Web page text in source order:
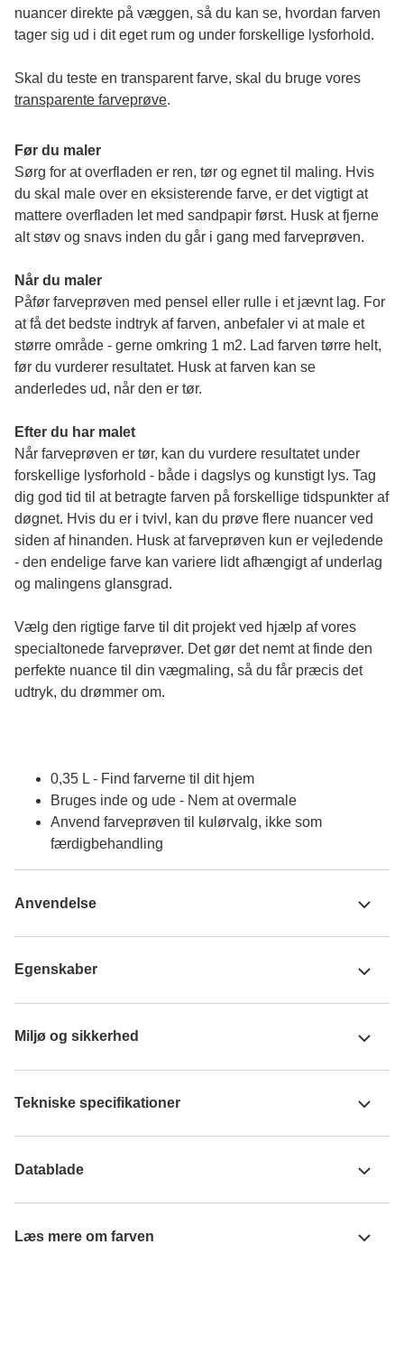
nuancer direkte på væggen, så du kan se, hvordan farven
tager sig ud i dit eget rum og under forskellige lysforhold.
transparente farveprøve.
Før du maler
Sørg for at overfladen er ren, tør og egnet til maling. Hvis
du skal male over en eksisterende farve, er det vigtigt at
mattere overfladen let med sandpapir først. Husk at fjerne
alt støv og snavs inden du går i gang med farveprøven.
Når du maler
Påfør farveprøven med pensel eller rulle i et jævnt lag. For
at få det bedste indtryk af farven, anbefaler vi at male et
større område - gerne omkring 1 m2. Lad farven tørre helt,
før du vurderer resultatet. Husk at farven kan se
anderledes ud, når den er tør.
Efter du har malet
Når farveprøven er tør, kan du vurdere resultatet under
forskellige lysforhold - både i dagslys og kunstigt lys. Tag
dig god tid til at betragte farven på forskellige tidspunkter af
døgnet. Hvis du er i tvivl, kan du prøve flere nuancer ved
siden af hinanden. Husk at farveprøven kun er vejledende
- den endelige farve kan variere lidt afhængigt af underlag
og malingens glansgrad.
Vælg den rigtige farve til dit projekt ved hjælp af vores
specialtonede farveprøver. Det gør det nemt at finde den
perfekte nuance til din vægmaling, så du får præcis det
udtryk, du drømmer om.
0,35 L - Find farverne til dit hjem
Bruges inde og ude - Nem at overmale
Anvend farveprøven til kulørvalg, ikke som
færdigbehandling
Anvendelse
Egenskaber
Miljø og sikkerhed
Tekniske specifikationer
Datablade
Læs mere om farven